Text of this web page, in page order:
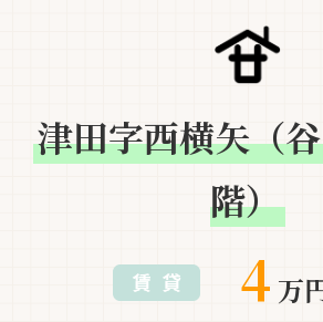
津田字西横矢（
階）
4 万